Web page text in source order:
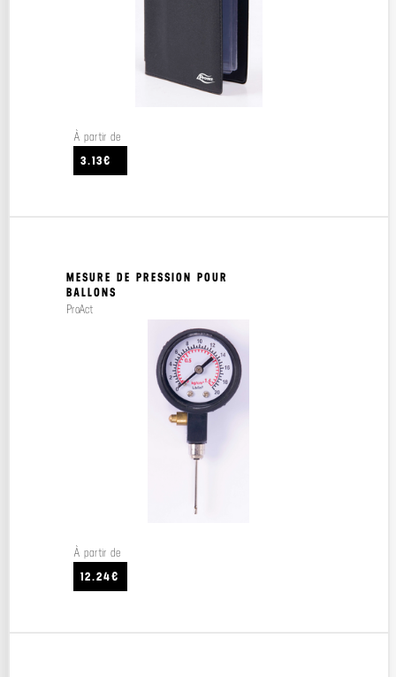
À partir de
3.13€
MESURE DE PRESSION POUR
BALLONS
ProAct
À partir de
12.24€